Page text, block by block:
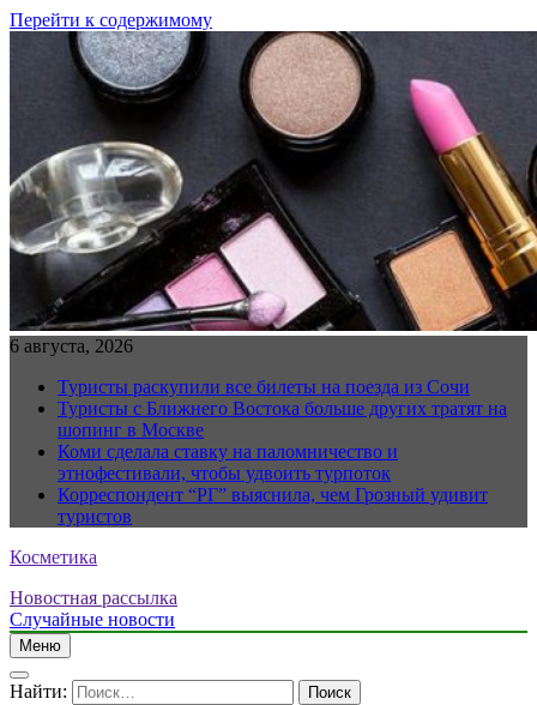
Перейти к содержимому
6 августа, 2026
Туристы раскупили все билеты на поезда из Сочи
Туристы с Ближнего Востока больше других тратят на
шопинг в Москве
Коми сделала ставку на паломничество и
этнофестивали, чтобы удвоить турпоток
Корреспондент “РГ” выяснила, чем Грозный удивит
туристов
Косметика
Новостная рассылка
Случайные новости
Меню
Найти: